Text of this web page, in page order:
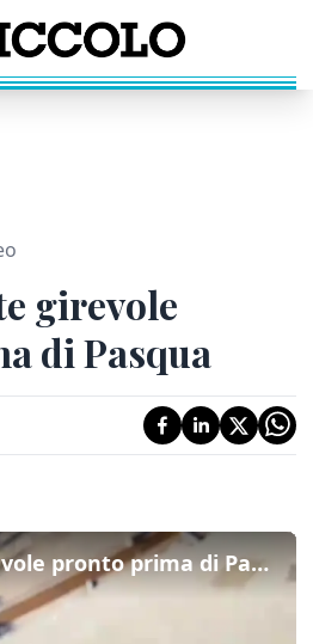
girevole
di Pasqua
Grado, ponte girevole pronto prima di Pasqua